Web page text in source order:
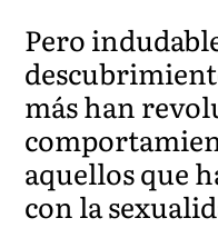
Pero
más han
aquellos que
con la